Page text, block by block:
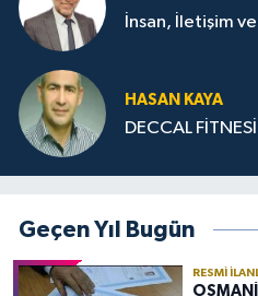
İnsan, İletişim
HASAN KAYA
DECCAL
Geçen Yıl Bugün
RESMI